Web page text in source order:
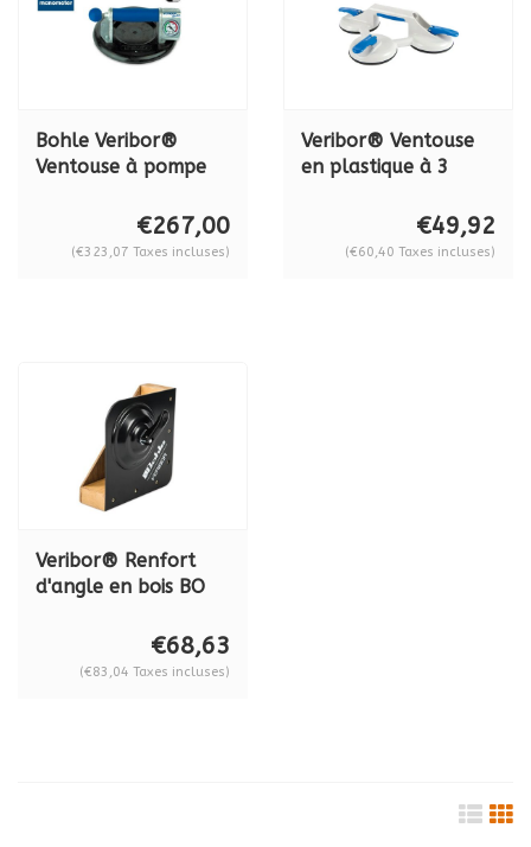
Bohle Veribor®
Ventouse à pompe
€267,00
(€323,07 Taxes incluses)
Veribor® Ventouse
en plastique à 3
€49,92
(€60,40 Taxes incluses)
Veribor® Renfort
d'angle en bois BO
€68,63
(€83,04 Taxes incluses)